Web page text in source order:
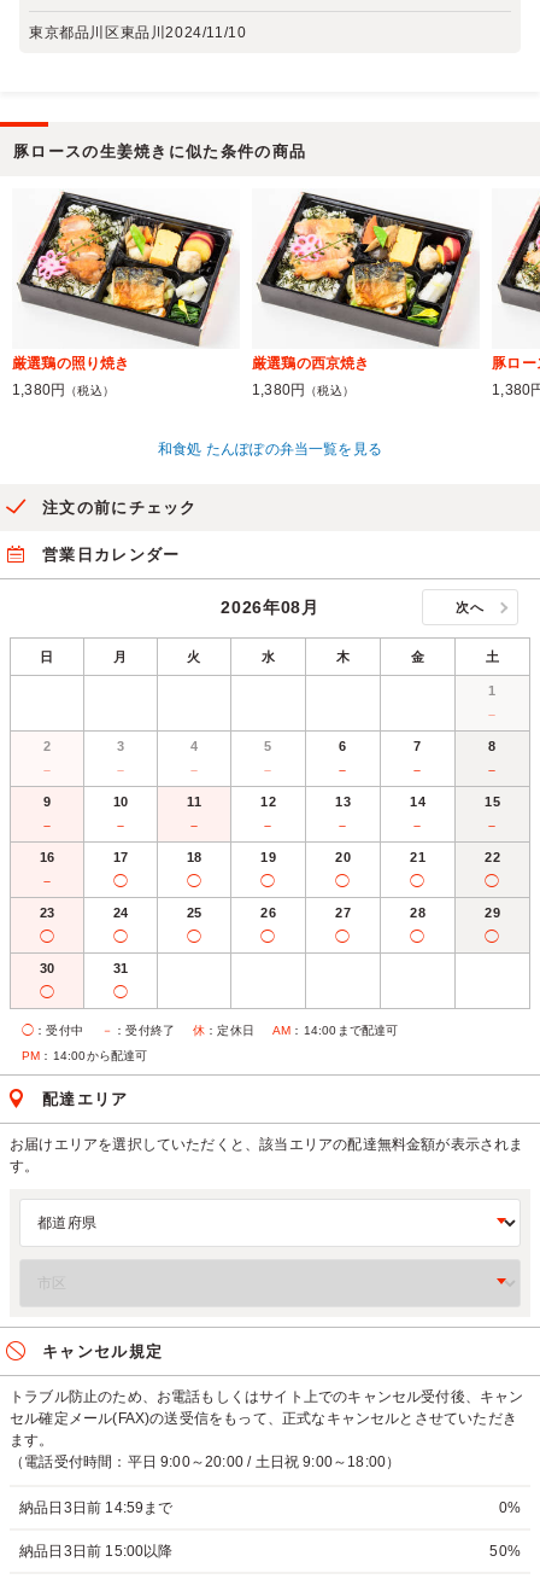
東京都品川区東品川2024/11/10
豚ロースの生姜焼きに似た条件の商品
厳選鶏の照り焼き
1,380円
（税込）
厳選鶏の西京焼き
1,380円
（税込）
豚ロー
1,380
和食処 たんぽぽの弁当一覧を見る
注文の前にチェック
営業日カレンダー
2026年08月 次へ
日 月 火 水 木 金 土
1
－
2
－
3
－
4
－
5
－
6
－
7
－
8
－
9
－
10
－
11
－
12
－
13
－
14
－
15
－
16
－
17
◯
18
◯
19
◯
20
◯
21
◯
22
◯
23
◯
24
◯
25
◯
26
◯
27
◯
28
◯
29
◯
30
◯
31
◯
◯ ：受付中 － ：受付終了 休 ：定休日 AM ：14:00まで配達可
PM ：14:00から配達可
配達エリア
お届けエリアを選択していただくと、該当エリアの配達無料金額が表示されま
す。
キャンセル規定
トラブル防止のため、お電話もしくはサイト上でのキャンセル受付後、キャン
セル確定メール(FAX)の送受信をもって、正式なキャンセルとさせていただき
ます。
（電話受付時間：平日 9:00～20:00 / 土日祝 9:00～18:00）
納品日3日前 14:59まで 0%
納品日3日前 15:00以降 50%